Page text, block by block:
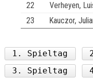
22
Verheyen,
23
Kauczor,
1. Spieltag
3. Spieltag